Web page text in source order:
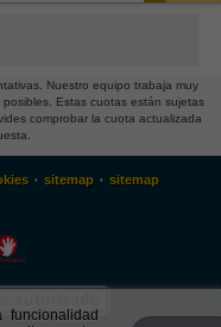
Nuestro equipo trabaja muy
Estas cuotas están sujetas
comprobar la cuota actualizada
· sitemap· sitemap